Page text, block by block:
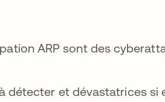
ARP sont des
détecter et dévastatrices si